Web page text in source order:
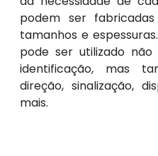
podem ser
tamanhos e
pode ser utilizado
identificação, mas
direção, sinalização,
mais.